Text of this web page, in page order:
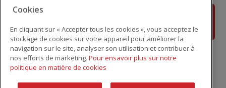
Cookies
En cliquant sur « Accepter tous les cookies », vous acceptez le
stockage de cookies sur votre appareil pour améliorer la
navigation sur le site, analyser son utilisation et contribuer à
nos efforts de marketing. Pour ensavoir plus sur notre
politique en matière de cookies